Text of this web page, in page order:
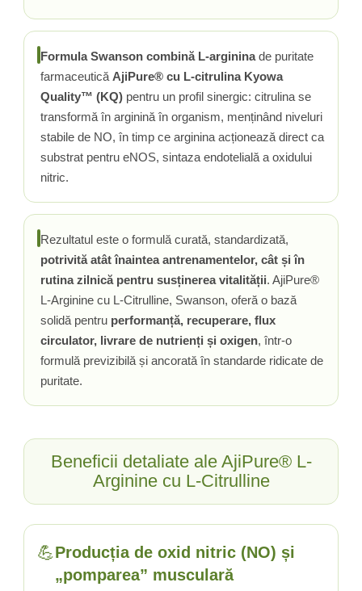
Rhodiola
Riboflavina (Vitamina B2)
Riboza
Rozmarin (Rosemary)
Rutin (Vitamina P)
Reishi Ciuperca (Ganoderma)
Saw Palmetto (Palmier Pitic)
Seleniu
Serapeptaza
Shiitake Mushroom
Silimarina Milk Thistle
Strontiu
Sulforafan (broccoli)
Sunatoare (St. John's Wort)
Tiamina (Vitamina B1)
Taurina
Tribulus (Coltii Babei)
Triptofan
Turmeric (Curcumin)
Ulei de Cocos
Ulei Seminte Dovleac (Pumpkin)
Ulm Alunecos (Slippery Elm)
Formula Swanson combină L-argininade puritate
farmaceutică AjiPure® cu L-citrulina Kyowa
Quality™ (KQ) pentru un profil sinergic: citrulina se
transformă în arginină în organism, menținând niveluri
stabile de NO, în timp ce arginina acționează direct ca
substrat pentru eNOS, sintaza endotelială a oxidului
nitric.
Rezultatul este o formulă curată, standardizată,
potrivită atât înaintea antrenamentelor, cât și în
rutina zilnică pentru susținerea vitalității. AjiPure®
L-Arginine cu L-Citrulline, Swanson, oferă o bază
solidă pentru performanță, recuperare, flux
circulator, livrare de nutrienți și oxigen, într-o
formulă previzibilă și ancorată în standarde ridicate de
puritate.
Beneficii detaliate ale AjiPure® L-
Arginine cu L-Citrulline
💪Producția de oxid nitric (NO) și
„pomparea” musculară